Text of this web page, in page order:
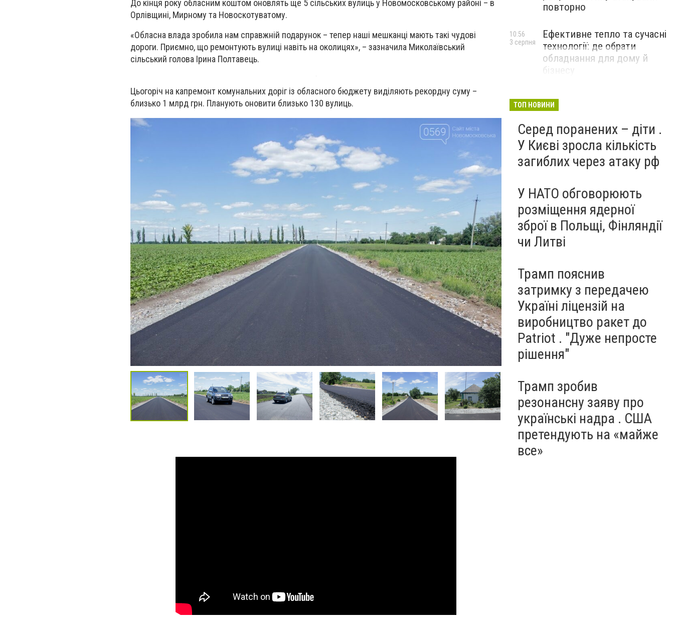
До кінця року обласним коштом оновлять ще 5 сільських вулиць у Новомосковському районі – в
Орлівщині, Мирному та Новоскотуватому.
«Обласна влада зробила нам справжній подарунок – тепер наші мешканці мають такі чудові
дороги. Приємно, що ремонтують вулиці навіть на околицях», – зазначила Миколаївський
сільський голова Ірина Полтавець.
Цьогоріч на капремонт комунальних доріг із обласного бюджету виділяють рекордну суму –
близько 1 млрд грн. Планують оновити близько 130 вулиць.
повторно
Ефективне тепло та сучасні
технології: де обрати
обладнання для дому й
бізнесу
10:56
3 серпня
ТОП НОВИНИ
Серед поранених – діти .
У Києві зросла кількість
загиблих через атаку рф
У НАТО обговорюють
розміщення ядерної
зброї в Польщі, Фінляндії
чи Литві
Трамп пояснив
затримку з передачею
Україні ліцензій на
виробництво ракет до
Patriot . "Дуже непросте
рішення"
Трамп зробив
резонансну заяву про
українські надра . США
претендують на «майже
все»